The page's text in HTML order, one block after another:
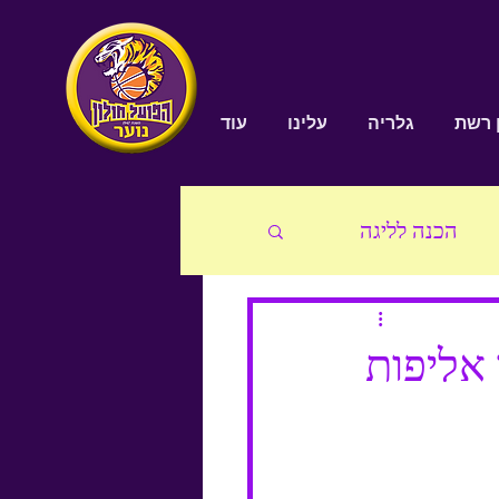
רשת גלריה עלינו עוד
הכנה לליגה
גל בסון